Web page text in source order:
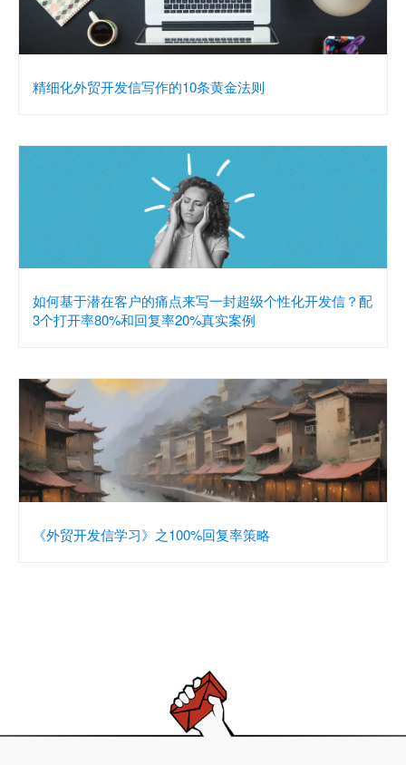
精细化外贸开发信写作的10条黄金法则
如何基于潜在客户的痛点来写一封超级个性化开发信？配
3个打开率80%和回复率20%真实案例
《外贸开发信学习》之100%回复率策略